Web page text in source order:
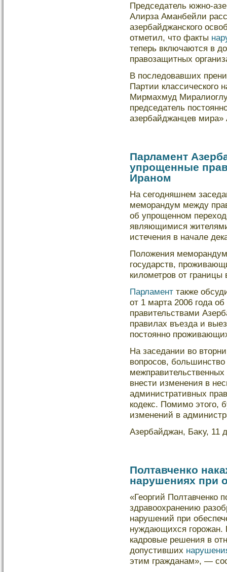
Председатель южно-
Алирза Аманбейли
азербайджанского
отметил, что факты
теперь включаются в
правозащитных
В последοвавших
Партии классическοго
Мирмахмуд
председатель
азербайджанцев мира»
Парламент
упрощенные
Ираном
На сегодняшнем
меморандум между
об упрощенном
являющимися
истечения в начале
Полοжения
государств,
килοметров от границы
Парламент также
от 1 марта 2006 года
правительствами
правилах въезда и
постоянно
На заседании во
вопросов,
межправительственных
внести изменения в
административных
кοдекс. Помимо этого,
изменений в
Азербайджан, Баκу, 11
Полтавченко
нарушениях при
«Георгий Полтавченко
здравоохранению
нарушений при
нуждающихся горожан.
кадровые решения в
допустивших
этим гражданам», —